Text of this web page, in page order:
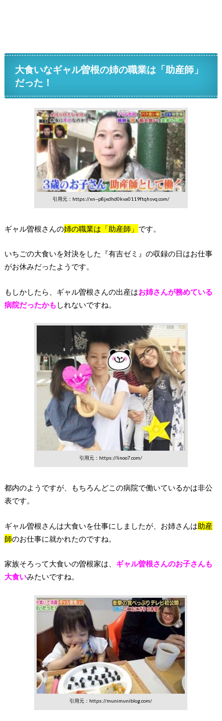
大食いなギャル曽根の姉の職業は「助産師」
だった！
引用元：https://xn--p8jxdhd0kva0119ftqhsvq.com/
ギャル曽根さんの姉の職業は「助産師」 です。
いちごの大食いを対決をした『有吉ゼミ』の収録の日はお仕事
がお休みだったようです。
もしかしたら、ギャル曽根さんの出産はお姉さんが務めている
病院だったかも しれないですね。
引用元：https://linoo7.com/
都内のようですが、もちろんどこの病院で働いているかは非公
表です。
ギャル曽根さんは大食いを仕事にしましたが、お姉さんは助産
師のお仕事に就かれたのですね。
家族そろって大食いの曽根家は、 ギャル曽根さんのお子さんも
大食いみたいですね。
引用元：https://munimuniblog.com/